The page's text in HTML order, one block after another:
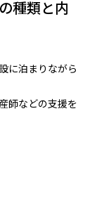
種類と内
に泊まりながら
師などの支援を